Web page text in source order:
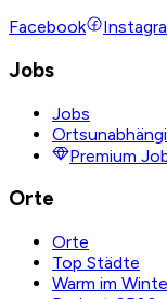
Facebook
Jobs
Jobs
Premium
Orte
Orte
Top Städte
Warm im